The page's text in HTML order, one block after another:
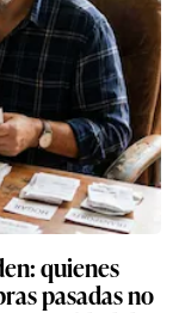
quienes
pasadas no